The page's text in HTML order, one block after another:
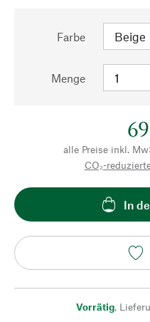
Farbe
Menge
alle Preise inkl.
CO₂-
In
Vorrätig,